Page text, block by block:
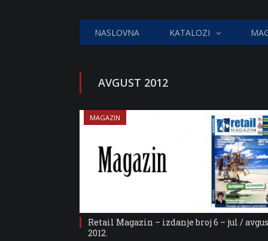
NASLOVNA KATALOZI
AVGUST 2012
MAGAZIN
Retail Magazin – izdanje broj 6 – jul /
2012.